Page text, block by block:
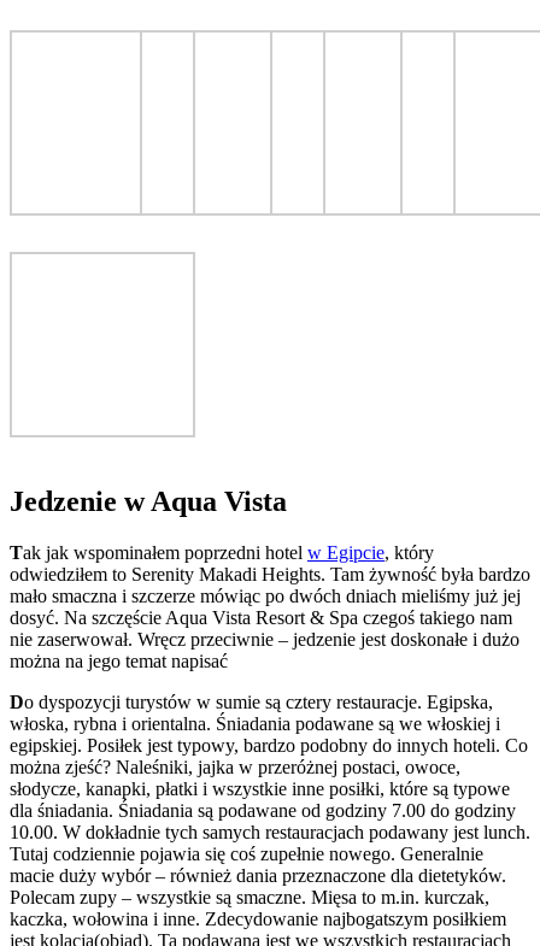
Jedzenie w Aqua Vista
Tak jak wspominałem poprzedni hotel w Egipcie, który
odwiedziłem to Serenity Makadi Heights. Tam żywność była bardzo
mało smaczna i szczerze mówiąc po dwóch dniach mieliśmy już jej
dosyć. Na szczęście Aqua Vista Resort & Spa czegoś takiego nam
nie zaserwował. Wręcz przeciwnie – jedzenie jest doskonałe i dużo
można na jego temat napisać
Do dyspozycji turystów w sumie są cztery restauracje. Egipska,
włoska, rybna i orientalna. Śniadania podawane są we włoskiej i
egipskiej. Posiłek jest typowy, bardzo podobny do innych hoteli. Co
można zjeść? Naleśniki, jajka w przeróżnej postaci, owoce,
słodycze, kanapki, płatki i wszystkie inne posiłki, które są typowe
dla śniadania. Śniadania są podawane od godziny 7.00 do godziny
10.00. W dokładnie tych samych restauracjach podawany jest lunch.
Tutaj codziennie pojawia się coś zupełnie nowego. Generalnie
macie duży wybór – również dania przeznaczone dla dietetyków.
Polecam zupy – wszystkie są smaczne. Mięsa to m.in. kurczak,
kaczka, wołowina i inne. Zdecydowanie najbogatszym posiłkiem
jest kolacja(obiad). Ta podawana jest we wszystkich restauracjach